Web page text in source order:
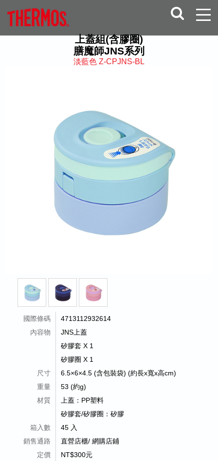
上蓋組(含膠圈)
膳魔師JNS系列
淡藍色 Z-CPJNS-BL
國際條碼
4713112932614
內容物
JNS上蓋
矽膠套 X 1
矽膠圈 X 1
尺寸
6.5×6×4.5 (含包裝袋) (約長x寬x高cm)
重量
53 (約g)
材質
上蓋：PP塑料
矽膠套/矽膠圈：矽膠
箱入數
45 入
銷售通路
直營店櫃/ 網購店鋪
定價
NT$300元